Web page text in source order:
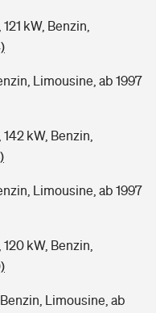
kW, Benzin,
Limousine, ab 1997
kW, Benzin,
Limousine, ab 1997
kW, Benzin,
Limousine, ab